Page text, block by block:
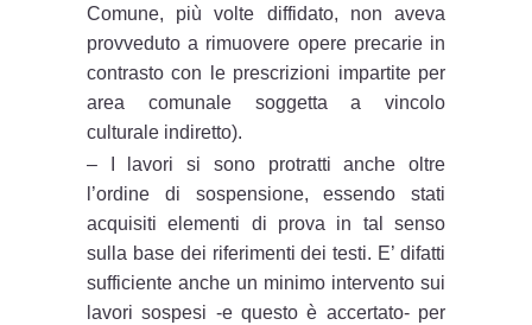
Comune, più volte diffidato, non aveva
provveduto a rimuovere opere precarie in
contrasto con le prescrizioni impartite per
area comunale soggetta a vincolo
culturale indiretto).
– I lavori si sono protratti anche oltre
l’ordine di sospensione, essendo stati
acquisiti elementi di prova in tal senso
sulla base dei riferimenti dei testi. E’ difatti
sufficiente anche un minimo intervento sui
lavori sospesi -e questo è accertato- per